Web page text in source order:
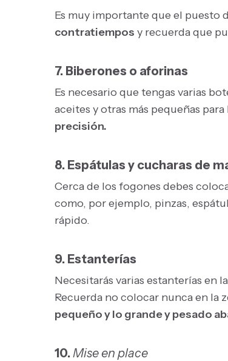
Es muy importante que el puesto
contratiempos y recuerda que
7. Biberones o aforinas
Es necesario que tengas varias
aceites y otras más pequeñas
precisión.
8. Espátulas y cucharas de
Cerca de los fogones debes
como, por ejemplo, pinzas,
rápido.
9. Estanterías
Necesitarás varias estanterías en
Recuerda no colocar nunca en la
pequeño y lo grande y pesado
10. Mise en place